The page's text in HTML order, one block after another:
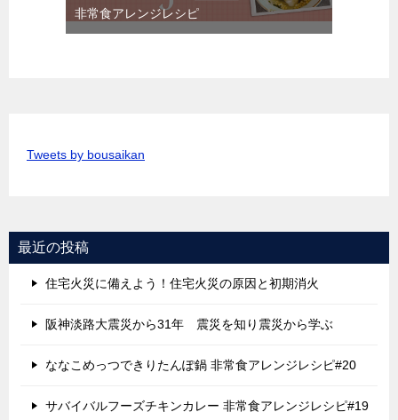
非常食アレンジレシピ
Tweets by bousaikan
最近の投稿
住宅火災に備えよう！住宅火災の原因と初期消火
阪神淡路大震災から31年 震災を知り震災から学ぶ
ななこめっつできりたんぽ鍋 非常食アレンジレシピ#20
サバイバルフーズチキンカレー 非常食アレンジレシピ#19